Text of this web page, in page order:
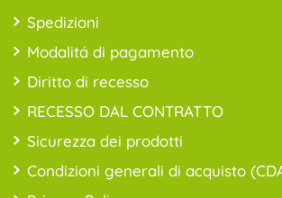
Spedizioni
Modalitá di pagamento
Diritto di recesso
RECESSO DAL CONTRATTO
Sicurezza dei prodotti
Condizioni generali di acquisto